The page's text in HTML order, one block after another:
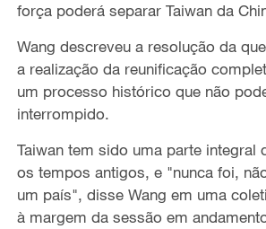
força poderá separar Taiwan da
Wang descreveu a resolução da
a realização da reunificação
um processo histórico que não
interrompido.
Taiwan tem sido uma parte integral
os tempos antigos, e "nunca foi,
um país", disse Wang em uma
à margem da sessão em